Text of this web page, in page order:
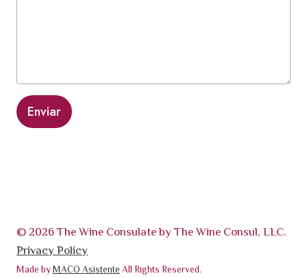
Enviar
© 2026 The Wine Consulate by The Wine Consul, LLC.
Privacy Policy
Made by MACO Asistente All Rights Reserved.